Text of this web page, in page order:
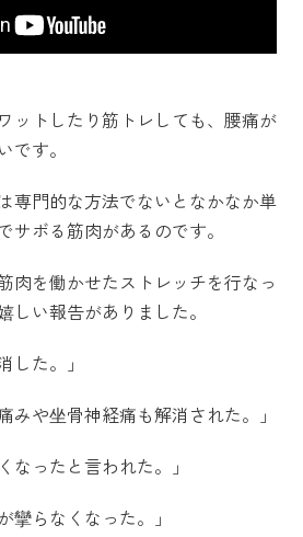
ットしたり筋トレしても、腰痛が
です。
専門的な方法でないとなかなか単
サボる筋肉があるのです。
肉を働かせたストレッチを行なっ
しい報告がありました。
した。」
みや坐骨神経痛も解消された。」
なったと言われた。」
攣らなくなった。」